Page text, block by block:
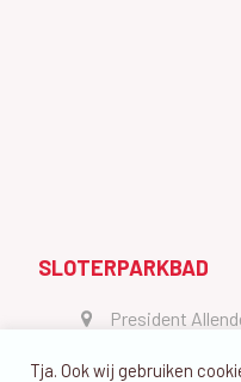
SLOTERPARKBAD
President
Tja. Ook wij gebruiken